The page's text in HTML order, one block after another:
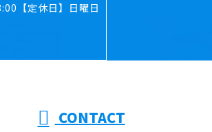
【定休日】日曜日
CONTACT